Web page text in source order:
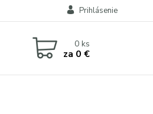
Prihlásenie
0ks
za 0 €